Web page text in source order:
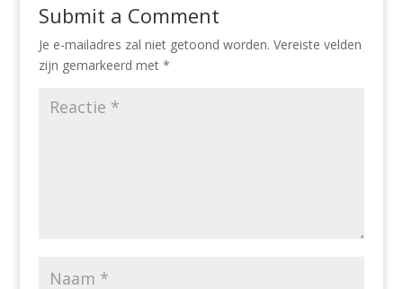
Submit a Comment
Je e-mailadres zal niet getoond worden. Vereiste velden
zijn gemarkeerd met *